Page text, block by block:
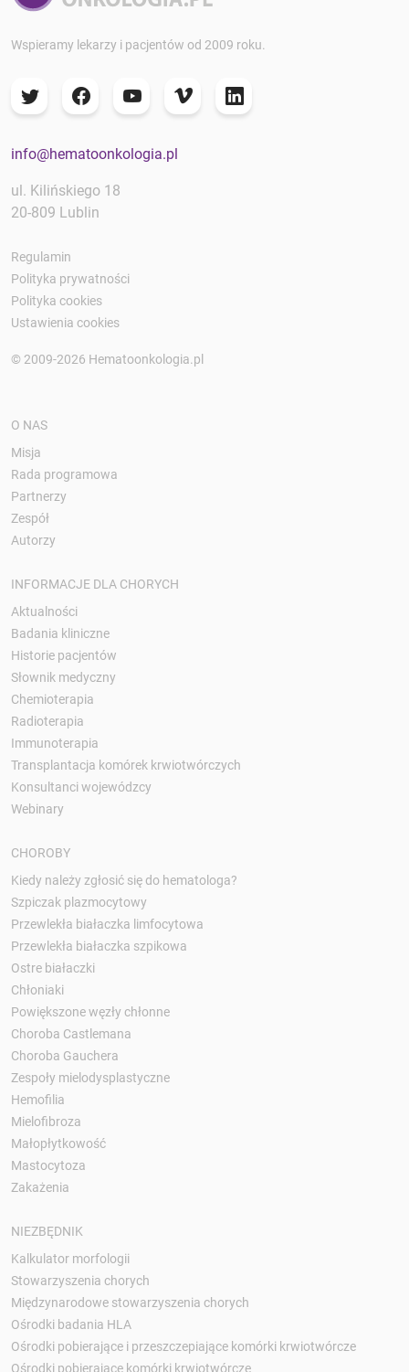
Wspieramy lekarzy i pacjentów od 2009 roku.
info@hematoonkologia.pl
ul. Kilińskiego 18
20-809 Lublin
Regulamin
Polityka prywatności
Polityka cookies
Ustawienia cookies
© 2009-2026 Hematoonkologia.pl
O NAS
Misja
Rada programowa
Partnerzy
Zespół
Autorzy
INFORMACJE DLA CHORYCH
Aktualności
Badania kliniczne
Historie pacjentów
Słownik medyczny
Chemioterapia
Radioterapia
Immunoterapia
Transplantacja komórek krwiotwórczych
Konsultanci wojewódzcy
Webinary
CHOROBY
Kiedy należy zgłosić się do hematologa?
Szpiczak plazmocytowy
Przewlekła białaczka limfocytowa
Przewlekła białaczka szpikowa
Ostre białaczki
Chłoniaki
Powiększone węzły chłonne
Choroba Castlemana
Choroba Gauchera
Zespoły mielodysplastyczne
Hemofilia
Mielofibroza
Małopłytkowość
Mastocytoza
Zakażenia
NIEZBĘDNIK
Kalkulator morfologii
Stowarzyszenia chorych
Międzynarodowe stowarzyszenia chorych
Ośrodki badania HLA
Ośrodki pobierające i przeszczepiające komórki krwiotwórcze
Ośrodki pobierające komórki krwiotwórcze